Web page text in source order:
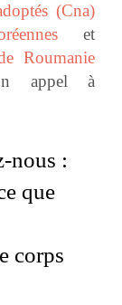
(Cna)
et
Roumanie
appel à
nous :
que
corps